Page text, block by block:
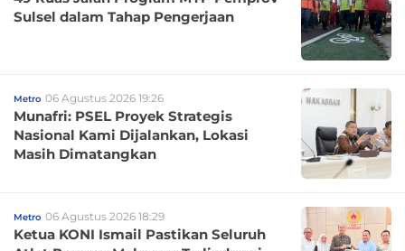
Sulsel dalam Tahap Pengerjaan
Metro 06 Agustus 2026 19:26
Munafri: PSEL Proyek Strategis
Nasional Kami Dijalankan, Lokasi
Masih Dimatangkan
Metro 06 Agustus 2026 18:29
Ketua KONI Ismail Pastikan Seluruh